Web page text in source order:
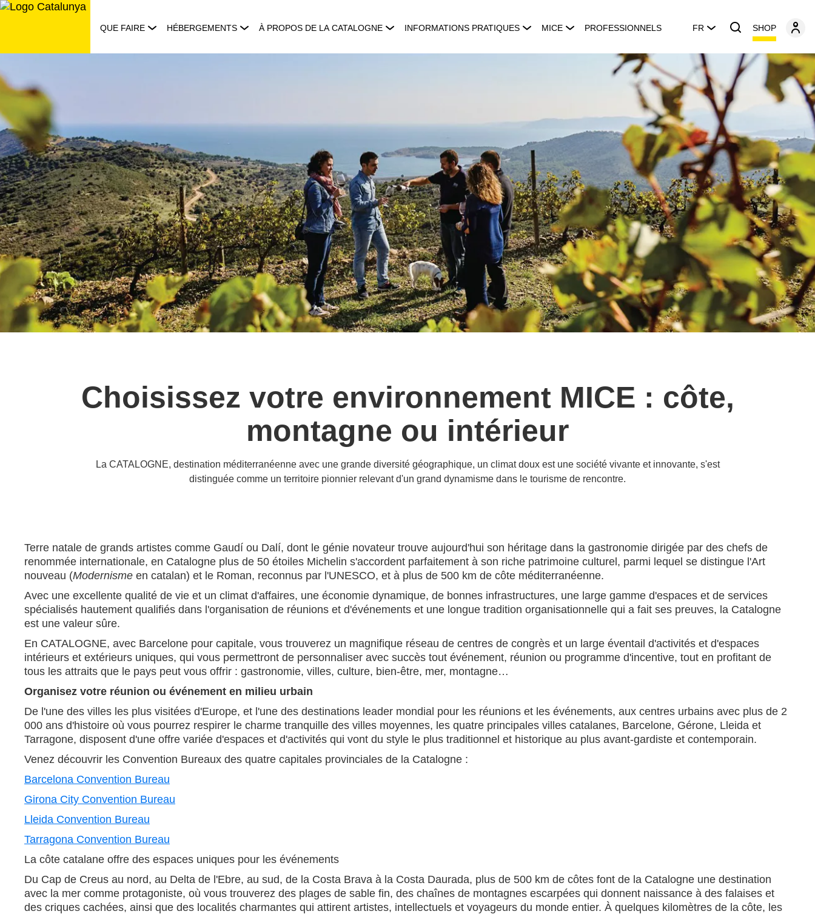
Aller
QUE FAIRE HÉBERGEMENTS À PROPOS DE LA CATALOGNE INFORMATIONS PRATIQUES MICE PROFESSIONNELS FR SHOP
Choisissez votre environnement MICE : côte,
montagne ou intérieur
La CATALOGNE, destination méditerranéenne avec une grande diversité géographique, un climat doux est une société vivante et innovante, s'est
distinguée comme un territoire pionnier relevant d'un grand dynamisme dans le tourisme de rencontre.
Terre natale de grands artistes comme Gaudí ou Dalí, dont le génie novateur trouve aujourd'hui son héritage dans la gastronomie dirigée par des chefs de
renommée internationale, en Catalogne plus de 50 étoiles Michelin s'accordent parfaitement à son riche patrimoine culturel, parmi lequel se distingue l'Art
nouveau (Modernisme en catalan) et le Roman, reconnus par l'UNESCO, et à plus de 500 km de côte méditerranéenne.
Avec une excellente qualité de vie et un climat d'affaires, une économie dynamique, de bonnes infrastructures, une large gamme d'espaces et de services
spécialisés hautement qualifiés dans l'organisation de réunions et d'événements et une longue tradition organisationnelle qui a fait ses preuves, la Catalogne
est une valeur sûre.
En CATALOGNE, avec Barcelone pour capitale, vous trouverez un magnifique réseau de centres de congrès et un large éventail d'activités et d'espaces
intérieurs et extérieurs uniques, qui vous permettront de personnaliser avec succès tout événement, réunion ou programme d'incentive, tout en profitant de
tous les attraits que le pays peut vous offrir : gastronomie, villes, culture, bien-être, mer, montagne…
Organisez votre réunion ou événement en milieu urbain
De l'une des villes les plus visitées d'Europe, et l'une des destinations leader mondial pour les réunions et les événements, aux centres urbains avec plus de 2
000 ans d'histoire où vous pourrez respirer le charme tranquille des villes moyennes, les quatre principales villes catalanes, Barcelone, Gérone, Lleida et
Tarragone, disposent d'une offre variée d'espaces et d'activités qui vont du style le plus traditionnel et historique au plus avant-gardiste et contemporain.
Venez découvrir les Convention Bureaux des quatre capitales provinciales de la Catalogne :
Barcelona Convention Bureau
Girona City Convention Bureau
Lleida Convention Bureau
Tarragona Convention Bureau
La côte catalane offre des espaces uniques pour les événements
Du Cap de Creus au nord, au Delta de l'Ebre, au sud, de la Costa Brava à la Costa Daurada, plus de 500 km de côtes font de la Catalogne une destination
avec la mer comme protagoniste, où vous trouverez des plages de sable fin, des chaînes de montagnes escarpées qui donnent naissance à des falaises et
des criques cachées, ainsi que des localités charmantes qui attirent artistes, intellectuels et voyageurs du monde entier. À quelques kilomètres de la côte, les